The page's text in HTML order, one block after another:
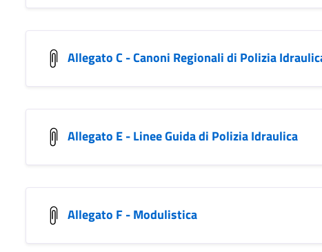
Allegato C - Canoni Regionali di Polizia
Allegato E - Linee Guida di Polizia Idraulica
Allegato F - Modulistica